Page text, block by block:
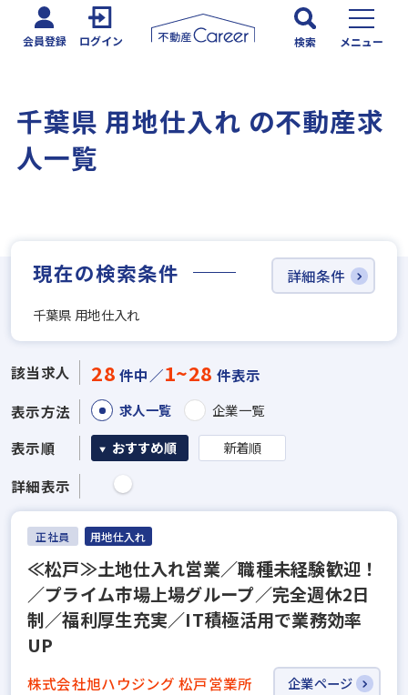
会員登録 ログイン 検索 メニュー
千葉県 用地仕入れ の不動産求
人一覧
現在の検索条件
千葉県 用地仕入れ
詳細条件
該当求人 28 件中／1~28 件表示
表示方法
求人一覧 企業一覧
表示順 おすすめ順 新着順
詳細表示
正社員 用地仕入れ
≪松戸≫土地仕入れ営業／職種未経験歓迎！
／プライム市場上場グループ／完全週休2日
制／福利厚生充実／IT積極活用で業務効率
UP
株式会社旭ハウジング 松戸営業所 企業ページ